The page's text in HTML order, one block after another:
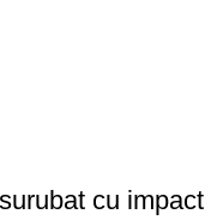
cu impact